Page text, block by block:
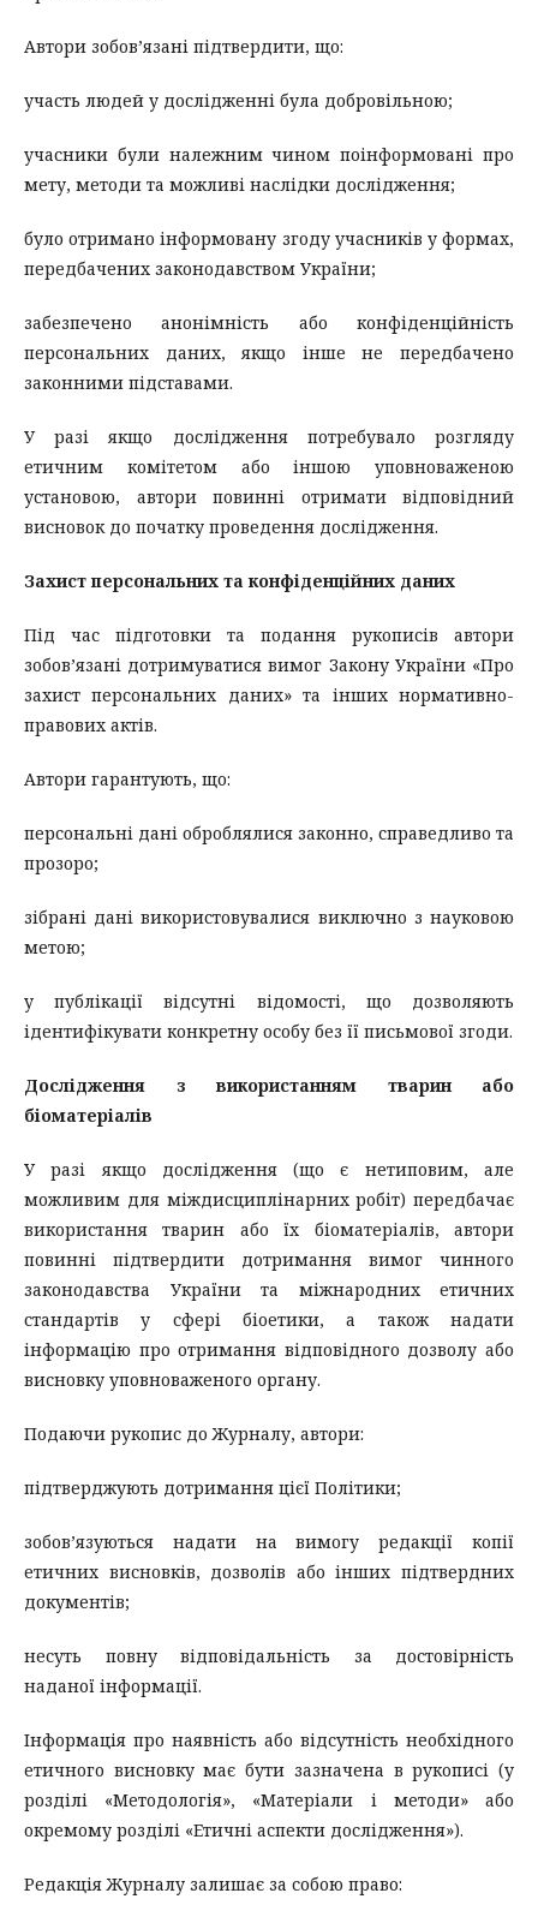
Автори зобов’язані підтвердити, що:
участь людей у дослідженні була добровільною;
учасники були належним чином поінформовані про
мету, методи та можливі наслідки дослідження;
було отримано інформовану згоду учасників у формах,
передбачених законодавством України;
забезпечено анонімність або конфіденційність
персональних даних, якщо інше не передбачено
законними підставами.
У разі якщо дослідження потребувало розгляду
етичним комітетом або іншою уповноваженою
установою, автори повинні отримати відповідний
висновок до початку проведення дослідження.
Захист персональних та конфіденційних даних
Під час підготовки та подання рукописів автори
зобов’язані дотримуватися вимог Закону України «Про
захист персональних даних» та інших нормативно-
правових актів.
Автори гарантують, що:
персональні дані оброблялися законно, справедливо та
прозоро;
зібрані дані використовувалися виключно з науковою
метою;
у публікації відсутні відомості, що дозволяють
ідентифікувати конкретну особу без її письмової згоди.
Дослідження з використанням тварин або
біоматеріалів
У разі якщо дослідження (що є нетиповим, але
можливим для міждисциплінарних робіт) передбачає
використання тварин або їх біоматеріалів, автори
повинні підтвердити дотримання вимог чинного
законодавства України та міжнародних етичних
стандартів у сфері біоетики, а також надати
інформацію про отримання відповідного дозволу або
висновку уповноваженого органу.
Подаючи рукопис до Журналу, автори:
підтверджують дотримання цієї Політики;
зобов’язуються надати на вимогу редакції копії
етичних висновків, дозволів або інших підтвердних
документів;
несуть повну відповідальність за достовірність
наданої інформації.
Інформація про наявність або відсутність необхідного
етичного висновку має бути зазначена в рукописі (у
розділі «Методологія», «Матеріали і методи» або
окремому розділі «Етичні аспекти дослідження»).
Редакція Журналу залишає за собою право: